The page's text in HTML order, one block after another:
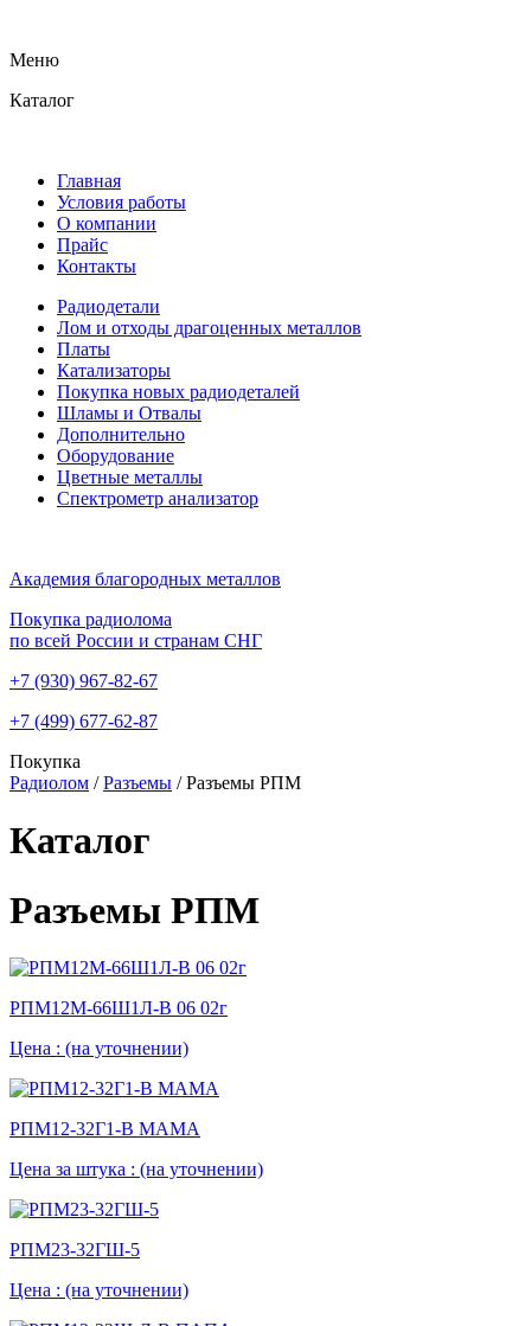
Меню
Каталог
Главная
Условия работы
О компании
Прайс
Контакты
Радиодетали
Лом и отходы драгоценных металлов
Платы
Катализаторы
Покупка новых радиодеталей
Шламы и Отвалы
Дополнительно
Оборудование
Цветные металлы
Спектрометр анализатор
Академия благородных металлов
Покупка радиолома
по всей России и странам СНГ
+7 (930) 967-82-67
+7 (499) 677-62-87
Покупка
Радиолом / Разъемы / Разъемы РПМ
Каталог
Разъемы РПМ
РПМ12М-66Ш1Л-В 06 02г
Цена : (на уточнении)
РПМ12-32Г1-В МАМА
Цена за штука : (на уточнении)
РПМ23-32ГШ-5
Цена : (на уточнении)